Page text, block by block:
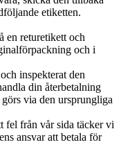
etiketten.
en returetikett och
och i
inspekterat den
din återbetalning
via den ursprungliga
fel från vår sida täcker vi
ansvar att betala för